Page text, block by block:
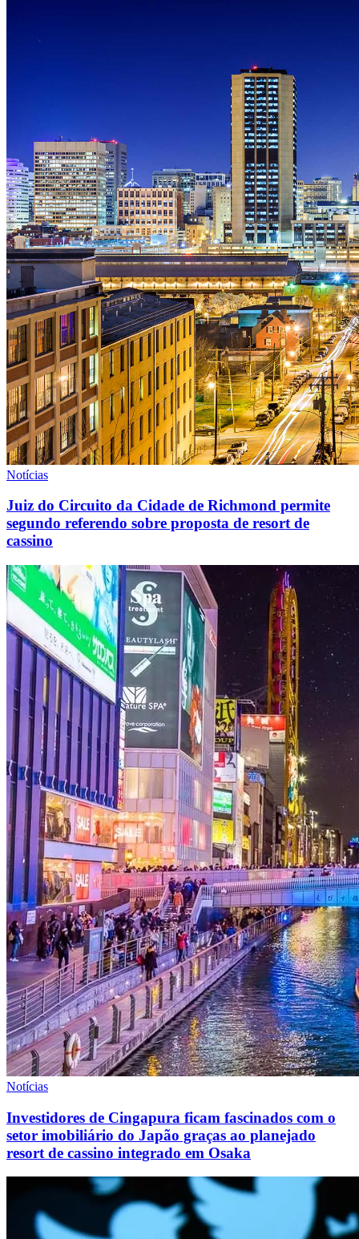
Notícias
Juiz do Circuito da Cidade de Richmond permite
segundo referendo sobre proposta de resort de
cassino
Notícias
Investidores de Cingapura ficam fascinados com o
setor imobiliário do Japão graças ao planejado
resort de cassino integrado em Osaka